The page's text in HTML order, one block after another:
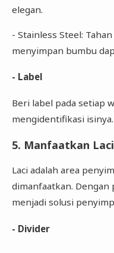
elegan.
- Stainless Steel:
menyimpan bumbu
- Label
Beri label pada setiap
mengidentifikasi isinya.
5. Manfaatkan
Laci adalah area
dimanfaatkan. Dengan
menjadi solusi
- Divider